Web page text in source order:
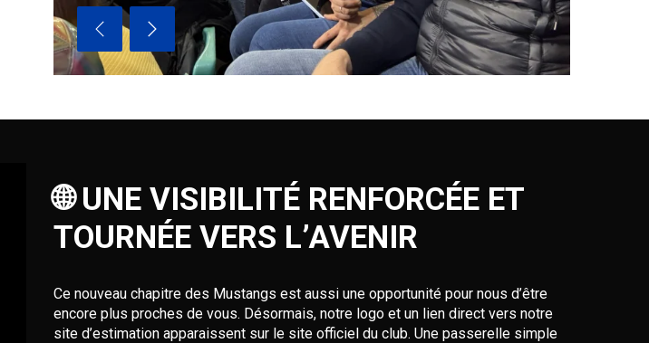
🌐 UNE VISIBILITÉ RENFORCÉE ET
TOURNÉE VERS L’AVENIR
Ce nouveau chapitre des Mustangs est aussi une opportunité pour nous d’être
encore plus proches de vous. Désormais, notre logo et un lien direct vers notre
site d’estimation apparaissent sur le site officiel du club. Une passerelle simple